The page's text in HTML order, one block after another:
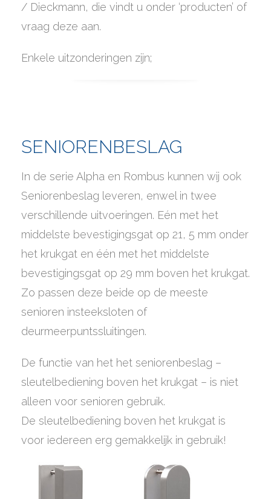
/ Dieckmann, die vindt u onder ‘producten’ of
vraag deze aan.
Enkele uitzonderingen zijn;
SENIORENBESLAG
In de serie Alpha en Rombus kunnen wij ook
Seniorenbeslag leveren, enwel in twee
verschillende uitvoeringen. Eén met het
middelste bevestigingsgat op 21, 5 mm onder
het krukgat en één met het middelste
bevestigingsgat op 29 mm boven het krukgat.
Zo passen deze beide op de meeste
senioren insteeksloten of
deurmeerpuntssluitingen.
De functie van het het seniorenbeslag –
sleutelbediening boven het krukgat – is niet
alleen voor senioren gebruik.
De sleutelbediening boven het krukgat is
voor iedereen erg gemakkelijk in gebruik!